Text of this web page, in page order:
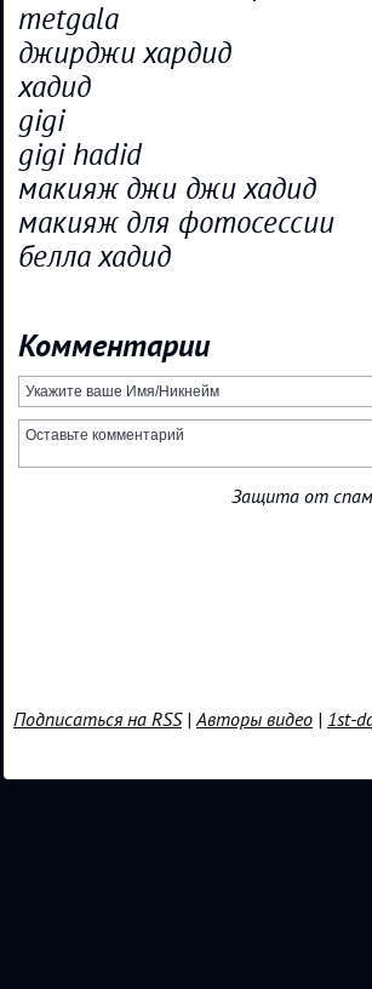
metgala
джирджи хардид
хадид
gigi
gigi hadid
макияж джи джи хадид
макияж для фотосессии
белла хадид
Комментарии
Защита от
Подписаться на RSS|Авторы видео | 1st-